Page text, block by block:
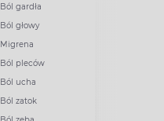
Ból gardła
Ból głowy
Migrena
Ból pleców
Ból ucha
Ból zatok